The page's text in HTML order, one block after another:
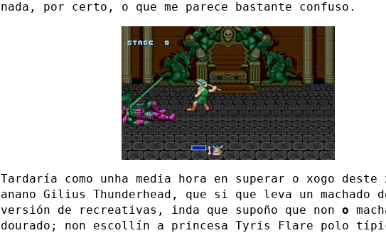
nada, por certo, o que me parece bastante confuso.
Tardaría como unha media hora en superar o xogo
anano Gilius Thunderhead, que si que leva un machado
versión de recreativas, inda que supoño que non o
dourado; non escollín a princesa Tyris Flare polo